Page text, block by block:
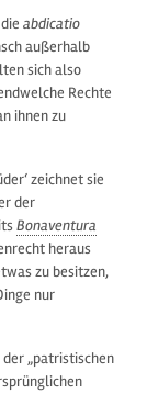
abdicatio
außerhalb
sich also
Rechte
ihnen zu
zeichnet sie
der
Bonaventura
heraus
zu besitzen,
nur
„patristischen